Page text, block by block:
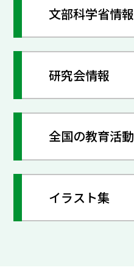
文部科学省情報
研究会情報
全国の教育活動
イラスト集